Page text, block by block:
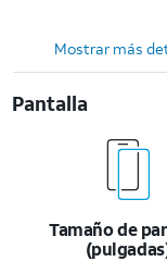
Mostrar más
Pantalla
Tamaño de